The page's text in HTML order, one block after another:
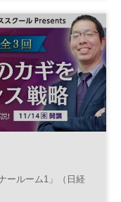
ールーム1」（日経